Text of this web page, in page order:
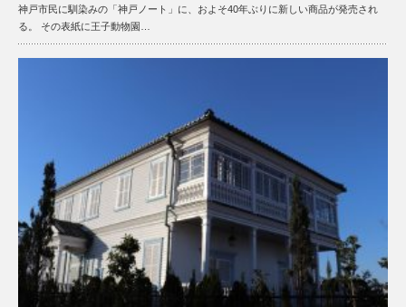
神戸市民に馴染みの「神戸ノート」に、およそ40年ぶりに新しい商品が発売され
る。 その表紙に王子動物園…